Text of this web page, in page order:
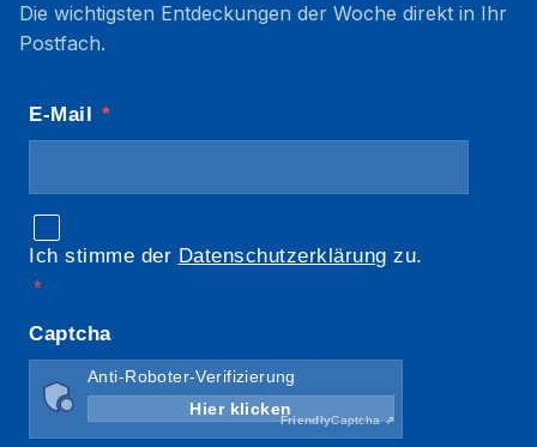
Die wichtigsten Entdeckungen der Woche direkt in Ihr
Postfach.